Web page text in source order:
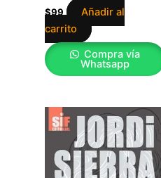
$99
Añadir al
carrito
Compra vía
Whatsapp